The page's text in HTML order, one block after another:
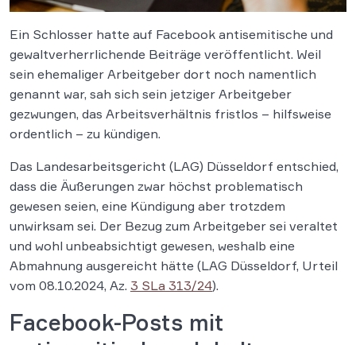
Ein Schlosser hatte auf Facebook antisemitische und
gewaltverherrlichende Beiträge veröffentlicht. Weil
sein ehemaliger Arbeitgeber dort noch namentlich
genannt war, sah sich sein jetziger Arbeitgeber
gezwungen, das Arbeitsverhältnis fristlos – hilfsweise
ordentlich – zu kündigen.
Das Landesarbeitsgericht (LAG) Düsseldorf entschied,
dass die Äußerungen zwar höchst problematisch
gewesen seien, eine Kündigung aber trotzdem
unwirksam sei. Der Bezug zum Arbeitgeber sei veraltet
und wohl unbeabsichtigt gewesen, weshalb eine
Abmahnung ausgereicht hätte (LAG Düsseldorf, Urteil
vom 08.10.2024, Az. 3 SLa 313/24).
Facebook-Posts mit